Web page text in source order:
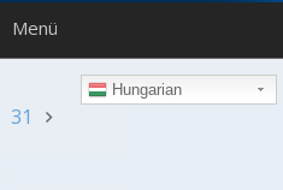
Menü
Hungarian
31